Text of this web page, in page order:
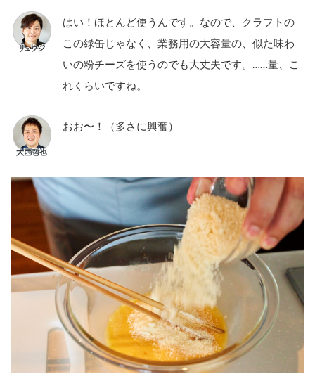
はい！ほとんど使うんです。なので、クラフトの
この緑缶じゃなく、業務用の大容量の、似た味わ
いの粉チーズを使うのでも大丈夫です。……量、こ
れくらいですね。
おお〜！（多さに興奮）